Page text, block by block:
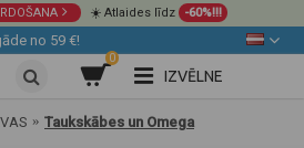
☀️ Atlaides līdz -60%!!!
no 59 €!
0
IZVĒLNE
Taukskābes un Omega